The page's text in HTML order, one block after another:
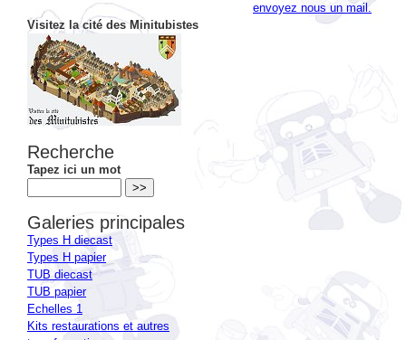
Recherche
Tapez ici un mot
Galeries principales
Types H diecast
Types H papier
TUB diecast
TUB papier
Echelles 1
Kits restaurations et autres
transformations